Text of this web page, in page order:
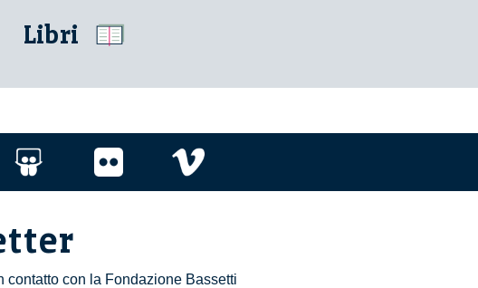
Libri
contatto con la Fondazione Bassetti